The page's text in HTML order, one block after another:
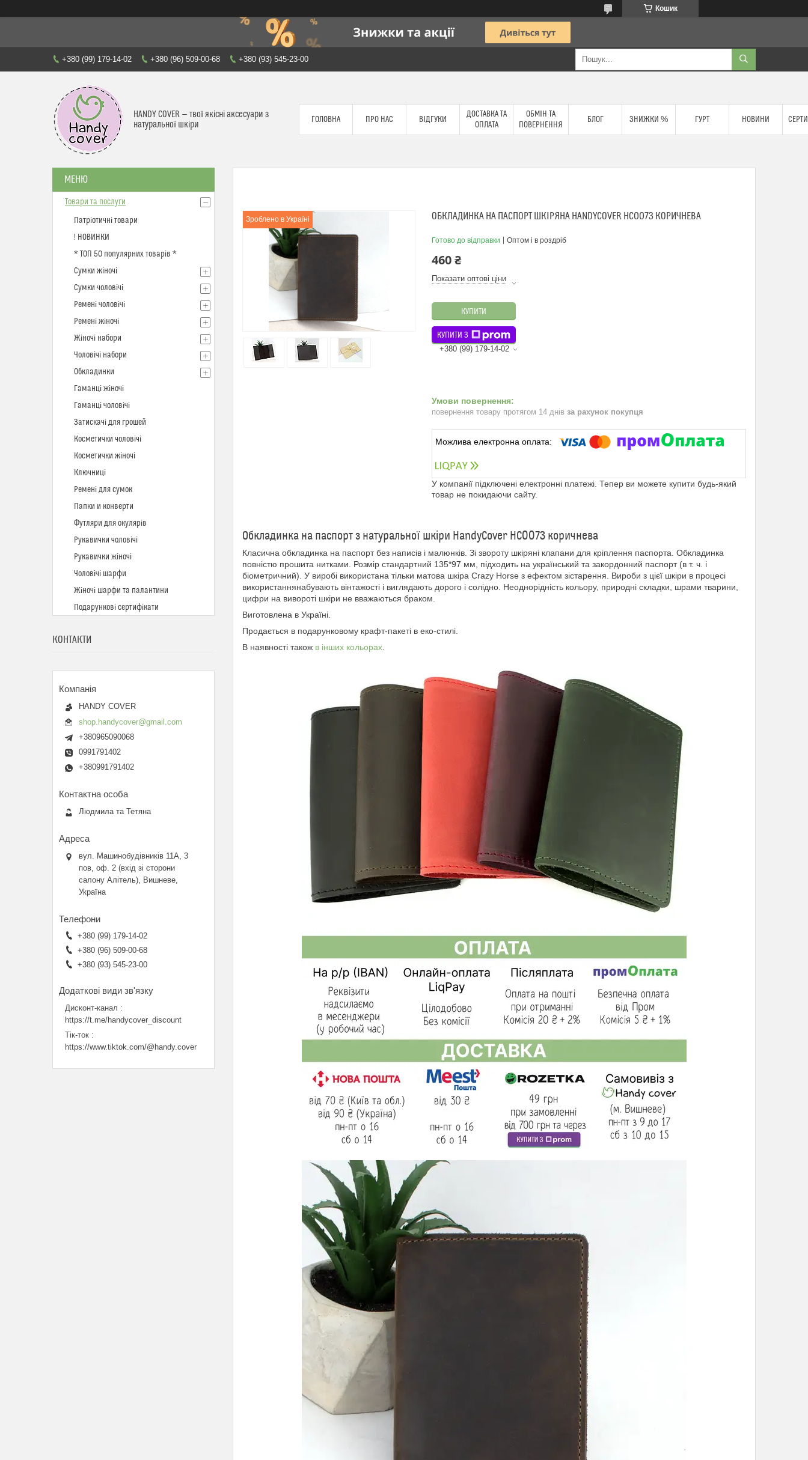
Кошик
+380 (99) 179-14-02 +380 (96) 509-00-68 +380 (93) 545-23-00
HANDY COVER — твої якісні аксесуари з
натуральної шкіри
ГОЛОВНА ПРО НАС ВІДГУКИ
ДОСТАВКА ТА
ОПЛАТА
ОБМІН ТА
ПОВЕРНЕННЯ
БЛОГ ЗНИЖКИ % ГУРТ НОВИНИ
Зроблено в Україні ОБКЛАДИНКА НА ПАСПОРТ ШКІРЯНА HANDYCOVER HC0073 КОРИЧНЕВА
Готово до відправки Оптом і в роздріб
460 ₴
Показати оптові ціни
КУПИТИ
КУПИТИ З
+380 (99) 179-14-02
повернення товару протягом 14 днів за рахунок покупця
У компанії підключені електронні платежі. Тепер ви можете купити будь-який
товар не покидаючи сайту.
Обкладинка на паспорт з натуральної шкіри HandyCover HC0073 коричнева
Класична обкладинка на паспорт без написів і малюнків. Зі звороту шкіряні клапани для кріплення паспорта. Обкладинка
повністю прошита нитками. Розмір стандартний 135*97 мм, підходить на український та закордонний паспорт (в т. ч. і
біометричний). У виробі використана тільки матова шкіра Crazy Horse з ефектом зістарення. Вироби з цієї шкіри в процесі
використаннянабувають вінтажості і виглядають дорого і солідно. Неоднорідність кольору, природні складки, шрами тварини,
цифри на вивороті шкіри не вважаються браком.
Виготовлена в Україні.
Продається в подарунковому крафт-пакеті в еко-стилі.
В наявності також в інших кольорах
Товари та послуги
Патріотичні товари
! НОВИНКИ
* ТОП 50 популярних товарів *
Сумки жіночі
Сумки чоловічі
Ремені чоловічі
Ремені жіночі
Жіночі набори
Чоловічі набори
Обкладинки
Гаманці жіночі
Гаманці чоловічі
Затискачі для грошей
Косметички чоловічі
Косметички жіночі
Ключниці
Ремені для сумок
Папки и конверти
Футляри для окулярів
Рукавички чоловічі
Рукавички жіночі
Чоловічі шарфи
Жіночі шарфи та палантини
Подарункові сертифікати
КОНТАКТИ
HANDY COVER
shop.handycover@gmail.com
+380965090068
0991791402
+380991791402
Людмила та Тетяна
вул. Машинобудівників 11А, 3
пов, оф. 2 (вхід зі сторони
салону Алітель), Вишневе,
Україна
+380 (99) 179-14-02
+380 (96) 509-00-68
+380 (93) 545-23-00
Дисконт-канал
https://t.me/handycover_discount
Тік-ток
https://www.tiktok.com/@handy.cover